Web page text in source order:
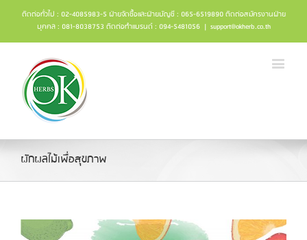
ติดต่อทั่วไป : 02-4085983-5 ฝ่ายจัดซื้อและฝ่ายบัญชี : 065-6519890 ติดต่อสมัครงานฝ่าย
บุคคล : 081-8038753 ติดต่อทำแบรนด์ : 094-5481056 | support@okherb.co.th
ผักผลไม้เพื่อสุขภาพ